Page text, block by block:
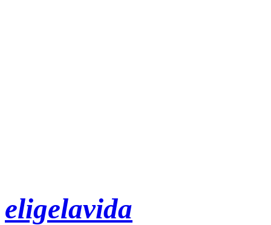
eligelavida